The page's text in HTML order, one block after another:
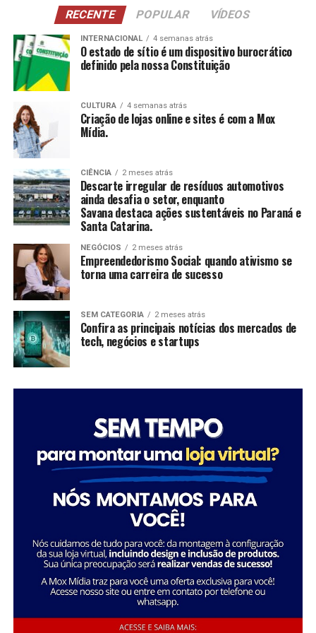
A Savana integra o Grupo Águia Branca e é especializada
na comercialização de caminhões e veículos comerciais
da Mercedes-Benz. Com forte presença nos setores de
transporte e logística, oferece um portfólio completo
de veículos, peças e serviços de oficina. Além disso,
disponibiliza soluções em pneus e recapagem,
garantindo performance e eficiência para os clientes do
segmento de transporte de cargas.
FONTE: A Savana integra o Grupo Águia Branca
NCI: Atividades para pessoas com 60 anos ou
mais, estimulando a construção e reconstrução de
suas histórias e vivências.
CCAS
: Ambiente de convivência para crianças e
adolescentes, abrangendo desde jogos até cultura
SAICA: Trabalho de cuidado, orientação e proteção
integral a crianças e adolescentes em situação de
CEIS
: Garantia de um ambiente seguro e desafiador
para o desenvolvimento infantil.
Conclusão
O empreendedorismo social, impulsionado por líderes
como Tatiana Souza, demonstra que ativismo pode, sim,
ser uma carreira de sucesso. As mulheres no comando
dessas organizações não apenas promovem mudanças
significativas em suas comunidades, mas também
inspiram futuras gerações a seguir seus passos,
mostrando que é possível transformar a sociedade
feminina no setor social: “Acredito que quando as
mulheres assumem a liderança, trazem consigo uma
perspectiva única e essencial que promove a inclusão e o
desenvolvimento sustentável. Meu objetivo é continuar
inspirando e capacitando outras mulheres a seguirem
esse caminho, transformando ainda mais vidas e
Essa trajetória exemplifica como o ativismo e o
empreendedorismo social podem convergir para criar
uma carreira gratificante e de grande impacto social.
Sobre o Instituto Macedônia
RECENTE POPULAR VÍDEOS
INTERNACIONAL 4 semanas atrás
O estado de sítio é um dispositivo burocrático
definido pela nossa Constituição
CULTURA 4 semanas atrás
Criação de lojas online e sites é com a Mox
Mídia.
CIÊNCIA 2 meses atrás
Descarte irregular de resíduos automotivos
ainda desafia o setor, enquanto
Savana destaca ações sustentáveis no Paraná e
Santa Catarina.
NEGÓCIOS 2 meses atrás
Empreendedorismo Social: quando ativismo se
torna uma carreira de sucesso
SEM CATEGORIA 2 meses atrás
Confira as principais notícias dos mercados de
tech, negócios e startups